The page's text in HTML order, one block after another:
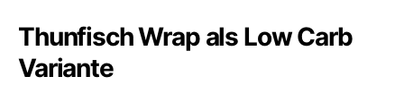
Thunfisch Wrap als Low Carb
Variante